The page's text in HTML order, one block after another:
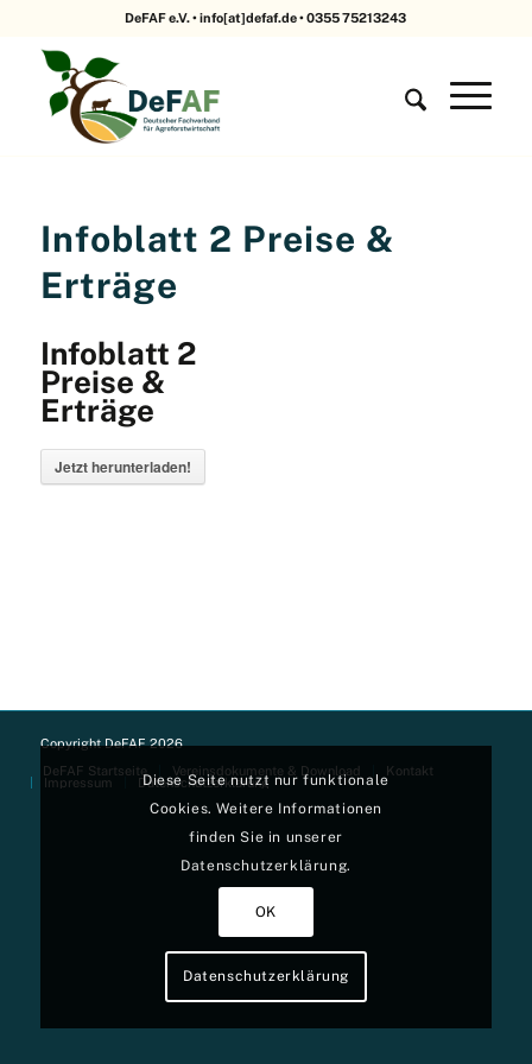
DeFAF e.V. • info[at]defaf.de • 0355 75213243
Infoblatt 2 Preise &
Erträge
Infoblatt 2
Preise &
Erträge
Jetzt herunterladen!
Copyright DeFAF 2026
DeFAF Startseite
Vereinsdokumente & Download
Kontakt
Impressum
Datenschutzerklärung
Diese Seite nutzt nur funktionale
Cookies. Weitere Informationen
finden Sie in unserer
Datenschutzerklärung.
OK
Datenschutzerklärung